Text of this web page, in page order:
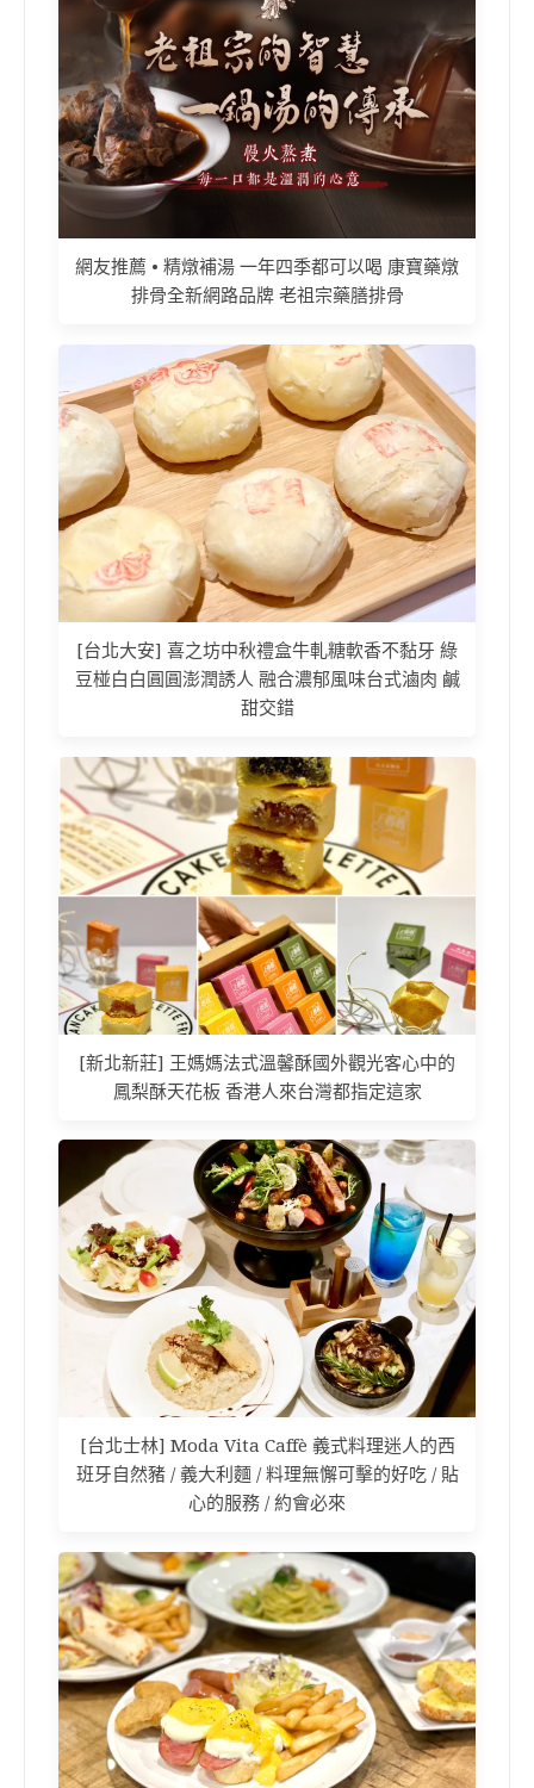
網友推薦 • 精燉補湯 一年四季都可以喝 康寶藥燉
排骨全新網路品牌 老祖宗藥膳排骨
[台北大安] 喜之坊中秋禮盒牛軋糖軟香不黏牙 綠
豆椪白白圓圓澎潤誘人 融合濃郁風味台式滷肉 鹹
甜交錯
[新北新莊] 王媽媽法式溫馨酥國外觀光客心中的
鳳梨酥天花板 香港人來台灣都指定這家
[台北士林] Moda Vita Caffè 義式料理迷人的西
班牙自然豬 / 義大利麵 / 料理無懈可擊的好吃 / 貼
心的服務 / 約會必來